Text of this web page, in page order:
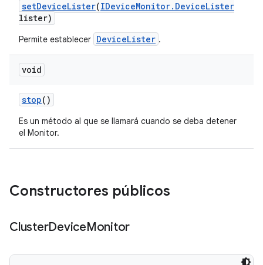
setDeviceLister(IDeviceMonitor. DeviceLister
lister)
Permite establecer DeviceLister .
void
stop()
Es un método al que se llamará cuando se deba detener
el Monitor.
Constructores públicos
ClusterDeviceMonitor